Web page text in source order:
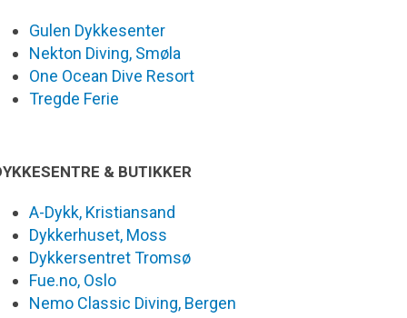
Gulen Dykkesenter
Nekton Diving, Smøla
One Ocean Dive Resort
Tregde Ferie
& BUTIKKER
A-Dykk, Kristiansand
Dykkerhuset, Moss
Dykkersentret Tromsø
Fue.no, Oslo
Nemo Classic Diving, Bergen